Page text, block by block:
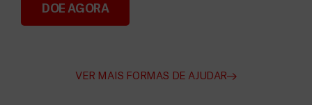
Angarie Fundos para a MSF
DOE AGORA
VER MAIS FORMAS DE AJUDAR